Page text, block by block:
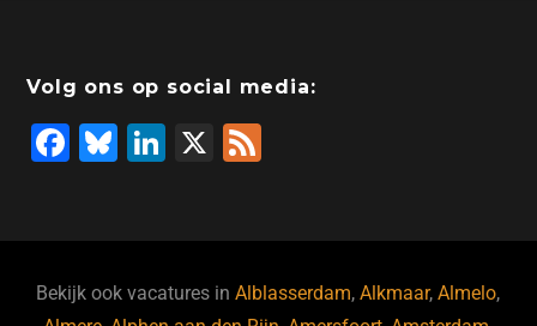
Volg ons op social media:
F
b
Bl
ky
Li
dI
X
Bekijk ook vacatures inAlblasserdam,Alkmaar,Almelo,